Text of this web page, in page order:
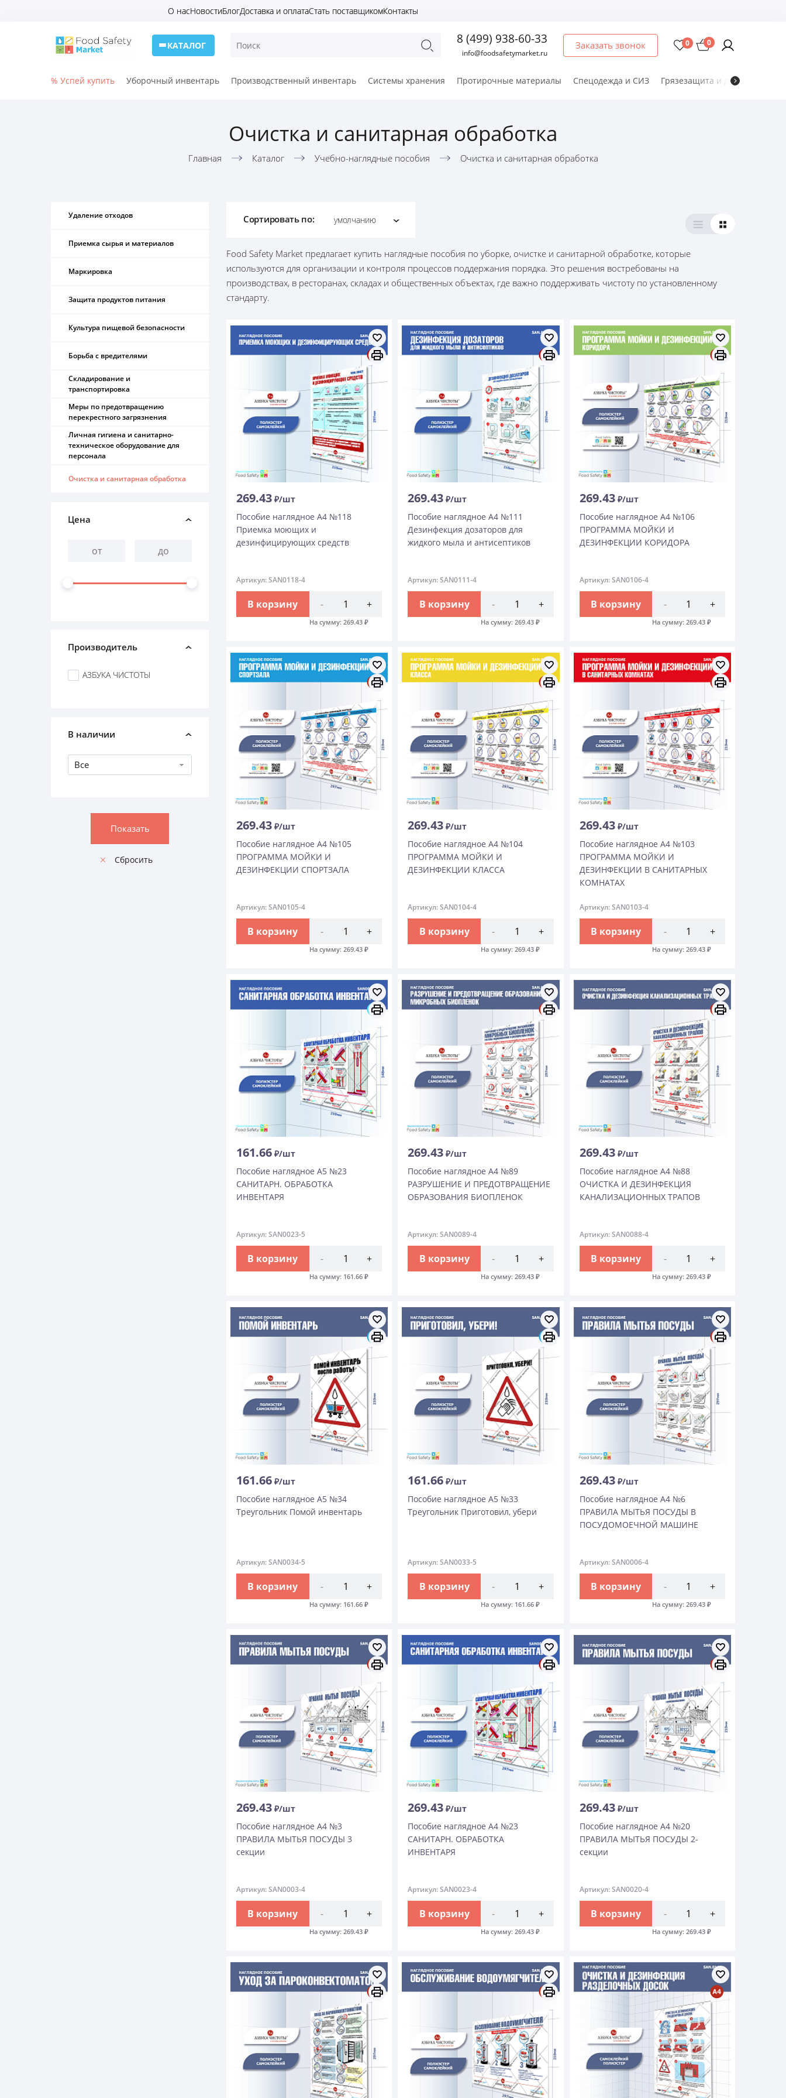
О насНовостиБлогДоставка и оплатаСтать поставщикомКонтакты
КАТАЛОГ 8 (499) 938-60-33
info@foodsafetymarket.ru
Заказать звонок 0 0
% Успей купить Уборочный инвентарь Производственный инвентарь Системы хранения Протирочные материалы Спецодежда и СИЗ Грязезащита и дезматы
Очистка и санитарная обработка
Главная Каталог Учебно-наглядные пособия Очистка и санитарная обработка
Удаление отходов
Приемка сырья и материалов
Маркировка
Защита продуктов питания
Культура пищевой безопасности
Борьба с вредителями
Складирование и
транспортировка
Меры по предотвращению
перекрестного загрязнения
Личная гигиена и санитарно-
техническое оборудование для
персонала
Очистка и санитарная обработка
Цена
Производитель
АЗБУКА ЧИСТОТЫ
В наличии
Все
Сортировать по: умолчанию
Food Safety Market предлагает купить наглядные пособия по уборке, очистке и санитарной обработке, которые
используются для организации и контроля процессов поддержания порядка. Это решения востребованы на
производствах, в ресторанах, складах и общественных объектах, где важно поддерживать чистоту по установленному
стандарту.
269.43 ₽/шт
Пособие наглядное А4 №118
Приемка моющих и
дезинфицирующих средств
Артикул: SAN0118-4
В корзину - +
На сумму: 269.43₽
269.43 ₽/шт
Пособие наглядное А4 №111
Дезинфекция дозаторов для
жидкого мыла и антисептиков
Артикул: SAN0111-4
В корзину - +
На сумму: 269.43 ₽
269.43₽/шт
Пособие наглядное А4 №106
ПРОГРАММА МОЙКИ И
ДЕЗИНФЕКЦИИ КОРИДОРА
Артикул: SAN0106-4
В корзину - +
На сумму:269.43 ₽
269.43 ₽/шт
Пособие наглядное А4 №105
ПРОГРАММА МОЙКИ И
ДЕЗИНФЕКЦИИ СПОРТЗАЛА
Артикул: SAN0105-4
В корзину - +
На сумму: 269.43₽
269.43 ₽/шт
Пособие наглядное А4 №104
ПРОГРАММА МОЙКИ И
ДЕЗИНФЕКЦИИ КЛАССА
Артикул: SAN0104-4
В корзину - +
На сумму: 269.43 ₽
269.43₽/шт
Пособие наглядное А4 №103
ПРОГРАММА МОЙКИ И
ДЕЗИНФЕКЦИИ В САНИТАРНЫХ
КОМНАТАХ
Артикул: SAN0103-4
В корзину - +
На сумму:269.43 ₽
161.66 ₽/шт
Пособие наглядное А5 №23
САНИТАРН. ОБРАБОТКА
ИНВЕНТАРЯ
Артикул: SAN0023-5
В корзину - +
На сумму: 161.66₽
269.43 ₽/шт
Пособие наглядное А4 №89
РАЗРУШЕНИЕ И ПРЕДОТВРАЩЕНИЕ
ОБРАЗОВАНИЯ БИОПЛЕНОК
Артикул: SAN0089-4
В корзину - +
На сумму: 269.43 ₽
269.43₽/шт
Пособие наглядное А4 №88
ОЧИСТКА И ДЕЗИНФЕКЦИЯ
КАНАЛИЗАЦИОННЫХ ТРАПОВ
Артикул: SAN0088-4
В корзину - +
На сумму:269.43 ₽
161.66 ₽/шт
Пособие наглядное А5 №34
Треугольник Помой инвентарь
Артикул: SAN0034-5
В корзину - +
На сумму: 161.66₽
161.66 ₽/шт
Пособие наглядное А5 №33
Треугольник Приготовил, убери
Артикул: SAN0033-5
В корзину - +
На сумму: 161.66 ₽
269.43₽/шт
Пособие наглядное А4 №6
ПРАВИЛА МЫТЬЯ ПОСУДЫ В
ПОСУДОМОЕЧНОЙ МАШИНЕ
Артикул: SAN0006-4
В корзину - +
На сумму: 269.43 ₽
269.43 ₽/шт
Пособие наглядное А4 №3
ПРАВИЛА МЫТЬЯ ПОСУДЫ 3
секции
Артикул: SAN0003-4
В корзину - +
На сумму: 269.43₽
269.43 ₽/шт
Пособие наглядное А4 №23
САНИТАРН. ОБРАБОТКА
ИНВЕНТАРЯ
Артикул: SAN0023-4
В корзину - +
На сумму: 269.43 ₽
269.43₽/шт
Пособие наглядное А4 №20
ПРАВИЛА МЫТЬЯ ПОСУДЫ 2-
секции
Артикул: SAN0020-4
В корзину - +
На сумму: 269.43 ₽